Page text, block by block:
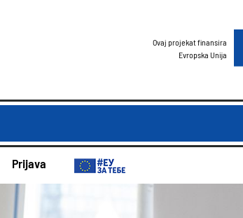
Ovaj projekat finansira
Evropska Unija
Prijava